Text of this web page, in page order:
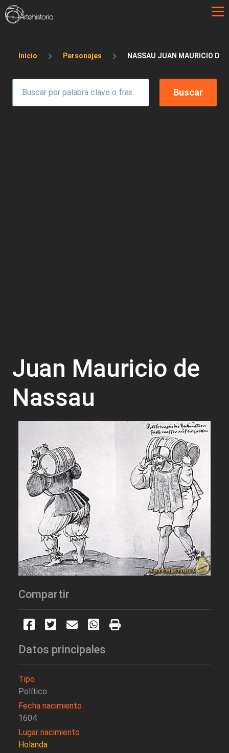
Pasar al contenido principal
Sobrescribir enlaces de ayuda a la
Inicio Personajes NASSAU JUAN MAURICIO DE
Juan Mauricio de
Nassau
Compartir
Datos principales
Tipo
Político
Fecha nacimiento
1604
Lugar nacimiento
Holanda